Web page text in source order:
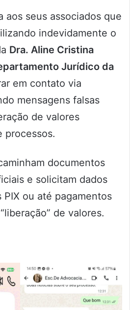
aos seus associados que
indevidamente o
Dra. Aline Cristina
Jurídico da
em contato via
mensagens falsas
de valores
processos.
documentos
e solicitam dados
PIX ou até pagamentos
de valores.